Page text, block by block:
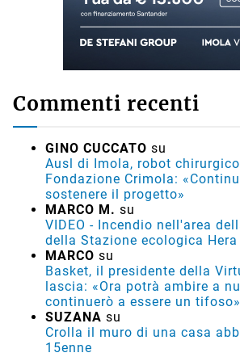
Commenti recenti
GINO CUCCATO su
Ausl di Imola, robot
Fondazione Crimola:
sostenere il progetto»
MARCO M. su
VIDEO - Incendio nell'area
della Stazione ecologica
MARCO su
Basket, il presidente della
lascia: «Ora potrà ambire a
continuerò a essere un tifoso»
SUZANA su
Crolla il muro di una casa
15enne